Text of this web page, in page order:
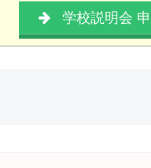
学校説明会